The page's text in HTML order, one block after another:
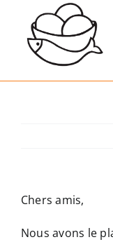
contenu
Chers amis,
Nous avons le